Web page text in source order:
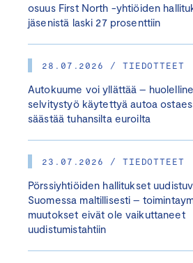
osuus First North -yhtiöiden
jäsenistä laski 27 prosenttiin
28.07.2026 / TIEDOTTEET
Autokuume voi yllättää –
selvitystyö käytettyä autoa
säästää tuhansilta euroilta
23.07.2026 / TIEDOTTEET
Pörssiyhtiöiden hallitukset
Suomessa maltillisesti –
muutokset eivät ole vaikuttaneet
uudistumistahtiin